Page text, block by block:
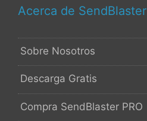
Acerca de SendBlaster
Sobre Nosotros
Descarga Gratis
Compra SendBlaster PRO